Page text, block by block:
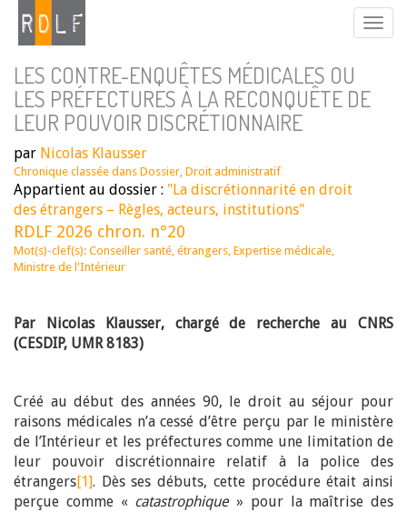
LES CONTRE-ENQUÊTES MÉDICALES OU
LES PRÉFECTURES À LA RECONQUÊTE DE
LEUR POUVOIR DISCRÉTIONNAIRE
par Nicolas Klausser
Chronique classée dans Dossier, Droit administratif
Appartient au dossier : "La discrétionnarité en droit
des étrangers – Règles, acteurs, institutions"
RDLF 2026 chron. n°20
Mot(s)-clef(s): Conseiller santé, étrangers, Expertise médicale,
Ministre de l'Intérieur
Par Nicolas Klausser, chargé de recherche au CNRS
(CESDIP, UMR 8183)
Créé au début des années 90, le droit au séjour pour
raisons médicales n’a cessé d’être perçu par le ministère
de l’Intérieur et les préfectures comme une limitation de
leur pouvoir discrétionnaire relatif à la police des
étrangers[1]. Dès ses débuts, cette procédure était ainsi
perçue comme « catastrophique» pour la maîtrise des